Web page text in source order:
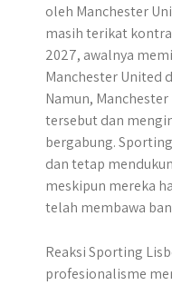
oleh Manchester
masih terikat
2027, awalnya
Manchester United
Namun,
tersebut dan
bergabung.
dan tetap
meskipun mereka
telah membawa
Reaksi Sporting
profesionalisme